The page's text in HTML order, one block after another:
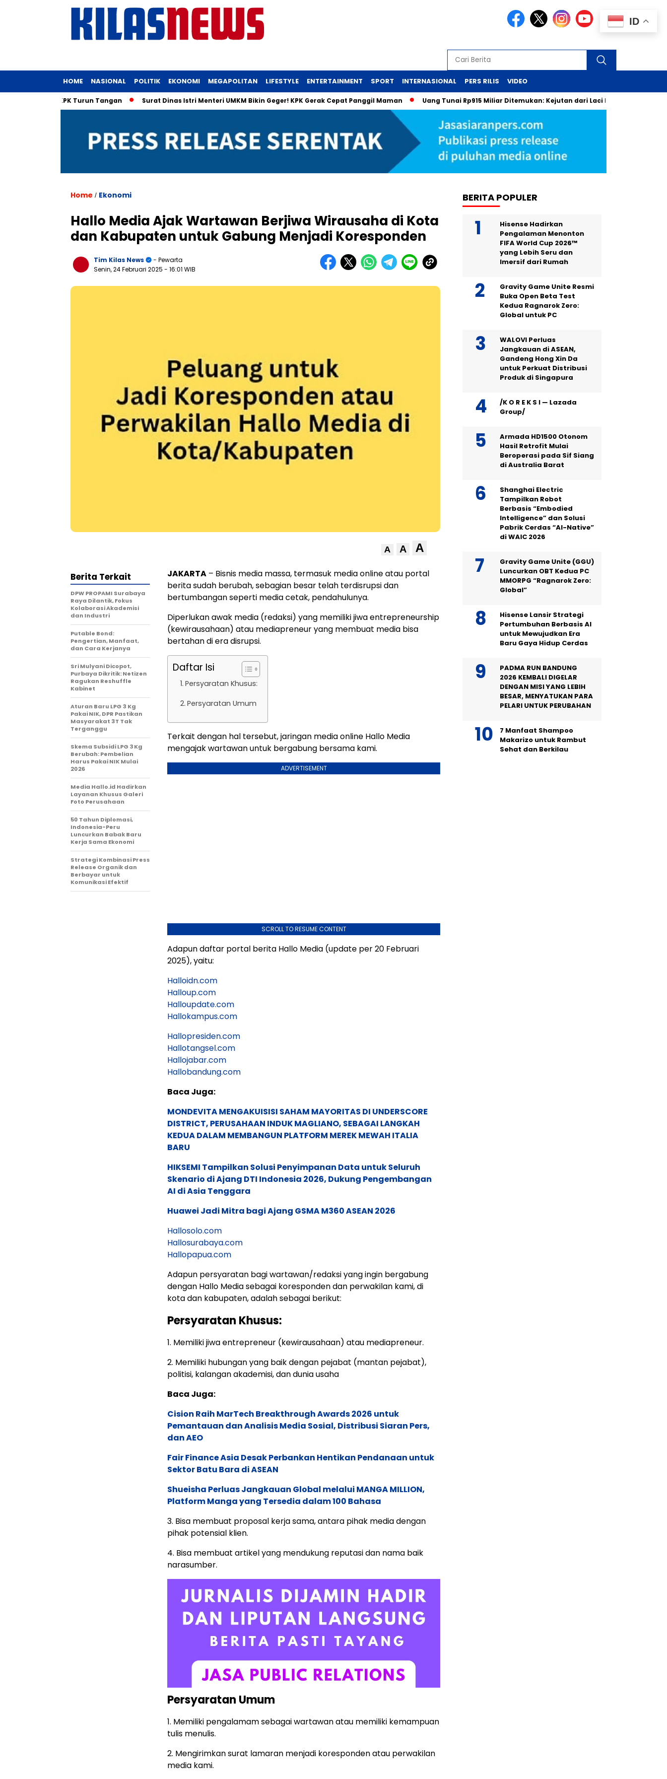
HOME NASIONAL POLITIK EKONOMI MEGAPOLITAN LIFESTYLE ENTERTAINMENT SPORT INTERNASIONAL PERS RILIS VIDEO
Menteri, KPK Turun Tangan Surat Dinas Istri Menteri UMKM Bikin Geger! KPK Gerak Cepat Panggil Maman Uang Tunai Rp915 Miliar Ditemukan: Kejutan dari Laci Pejabat MA
Home / Ekonomi
Hallo Media Ajak Wartawan Berjiwa Wirausaha di Kota
dan Kabupaten untuk Gabung Menjadi Koresponden
Tim Kilas News
- Pewarta
Senin, 24 Februari 2025 - 16:01 WIB
A A A
JAKARTA – Bisnis media massa, termasuk media online atau portal
berita sudah berubah, sebagian besar telah terdisrupsi dan
bertumbangan seperti media cetak, pendahulunya.
Diperlukan awak media (redaksi) yang memiliki jiwa entrepreneurship
(kewirausahaan) atau mediapreneur yang membuat media bisa
bertahan di era disrupsi.
Daftar Isi
Persyaratan Khusus:
Persyaratan Umum
Terkait dengan hal tersebut, jaringan media online Hallo Media
mengajak wartawan untuk bergabung bersama kami.
ADVERTISEMENT
SCROLL TO RESUME CONTENT
Adapun daftar portal berita Hallo Media (update per 20 Februari
2025), yaitu:
Halloidn.com
Halloup.com
Halloupdate.com
Hallokampus.com
Hallopresiden.com
Hallotangsel.com
Hallojabar.com
Hallobandung.com
Baca Juga:
MONDEVITA MENGAKUISISI SAHAM MAYORITAS DI UNDERSCORE
DISTRICT, PERUSAHAAN INDUK MAGLIANO, SEBAGAI LANGKAH
KEDUA DALAM MEMBANGUN PLATFORM MEREK MEWAH ITALIA
BARU
HIKSEMI Tampilkan Solusi Penyimpanan Data untuk Seluruh
Skenario di Ajang DTI Indonesia 2026, Dukung Pengembangan
AI di Asia Tenggara
Huawei Jadi Mitra bagi Ajang GSMA M360 ASEAN 2026
Hallosolo.com
Hallosurabaya.com
Hallopapua.com
Adapun persyaratan bagi wartawan/redaksi yang ingin bergabung
dengan Hallo Media sebagai koresponden dan perwakilan kami, di
kota dan kabupaten, adalah sebagai berikut:
Persyaratan Khusus:
1. Memiliki jiwa entrepreneur (kewirausahaan) atau mediapreneur.
2. Memiliki hubungan yang baik dengan pejabat (mantan pejabat),
politisi, kalangan akademisi, dan dunia usaha
Baca Juga:
Cision Raih MarTech Breakthrough Awards 2026 untuk
Pemantauan dan Analisis Media Sosial, Distribusi Siaran Pers,
dan AEO
Fair Finance Asia Desak Perbankan Hentikan Pendanaan untuk
Sektor Batu Bara di ASEAN
Shueisha Perluas Jangkauan Global melalui MANGA MILLION,
Platform Manga yang Tersedia dalam 100 Bahasa
3. Bisa membuat proposal kerja sama, antara pihak media dengan
pihak potensial klien.
4. Bisa membuat artikel yang mendukung reputasi dan nama baik
narasumber.
Persyaratan Umum
1. Memiliki pengalamam sebagai wartawan atau memiliki kemampuan
tulis menulis.
2. Mengirimkan surat lamaran menjadi koresponden atau perwakilan
media kami.
Berita Terkait
DPW PROPAMI Surabaya
Raya Dilantik, Fokus
Kolaborasi Akademisi
dan Industri
Putable Bond:
Pengertian, Manfaat,
dan Cara Kerjanya
Sri Mulyani Dicopot,
Purbaya Dikritik: Netizen
Ragukan Reshuffle
Kabinet
Aturan Baru LPG 3 Kg
Pakai NIK, DPR Pastikan
Masyarakat 3T Tak
Terganggu
Skema Subsidi LPG 3 Kg
Berubah: Pembelian
Harus Pakai NIK Mulai
2026
Media Hallo.id Hadirkan
Layanan Khusus Galeri
Foto Perusahaan
50 Tahun Diplomasi,
Indonesia-Peru
Luncurkan Babak Baru
Kerja Sama Ekonomi
Strategi Kombinasi Press
Release Organik dan
Berbayar untuk
Komunikasi Efektif
BERITA POPULER
Hisense Hadirkan
Pengalaman Menonton
FIFA World Cup 2026™
yang Lebih Seru dan
Imersif dari Rumah
Gravity Game Unite Resmi
Buka Open Beta Test
Kedua Ragnarok Zero:
Global untuk PC
WALOVI Perluas
Jangkauan di ASEAN,
Gandeng Hong Xin Da
untuk Perkuat Distribusi
Produk di Singapura
/K O R E K S I — Lazada
Group/
Armada HD1500 Otonom
Hasil Retrofit Mulai
Beroperasi pada Sif Siang
di Australia Barat
Shanghai Electric
Tampilkan Robot
Berbasis “Embodied
Intelligence” dan Solusi
Pabrik Cerdas “AI-Native”
di WAIC 2026
Gravity Game Unite (GGU)
Luncurkan OBT Kedua PC
MMORPG “Ragnarok Zero:
Global”
Hisense Lansir Strategi
Pertumbuhan Berbasis AI
untuk Mewujudkan Era
Baru Gaya Hidup Cerdas
PADMA RUN BANDUNG
2026 KEMBALI DIGELAR
DENGAN MISI YANG LEBIH
BESAR, MENYATUKAN PARA
PELARI UNTUK PERUBAHAN
7 Manfaat Shampoo
Makarizo untuk Rambut
Sehat dan Berkilau
ID